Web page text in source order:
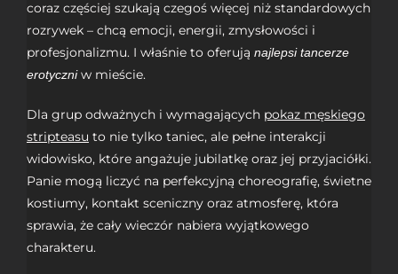
coraz częściej szukają czegoś więcej niż standardowych
rozrywek – chcą emocji, energii, zmysłowości i
profesjonalizmu. I właśnie to oferują najlepsi tancerze
erotyczniw mieście.
Dla grup odważnych i wymagających pokaz męskiego
stripteasu to nie tylko taniec, ale pełne interakcji
widowisko, które angażujejubilatkęoraz jej przyjaciółki.
Panie mogą liczyć na perfekcyjną choreografię, świetne
kostiumy, kontakt sceniczny oraz atmosferę, która
sprawia, że cały wieczór nabiera wyjątkowego
charakteru.